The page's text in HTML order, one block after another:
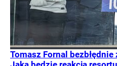
Tomasz Fornal